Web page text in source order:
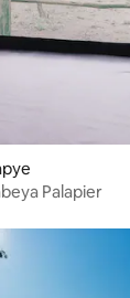
Palapier